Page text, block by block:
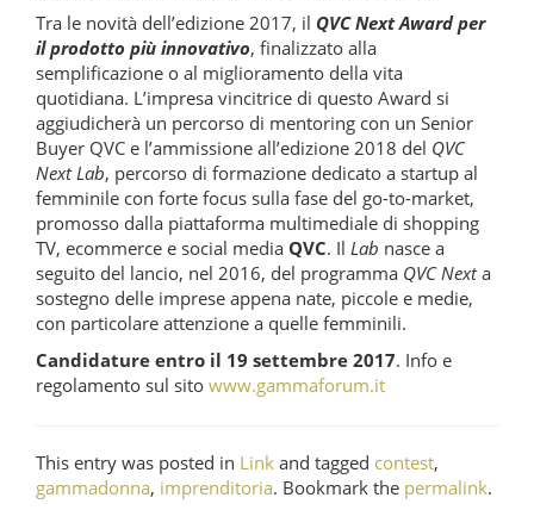
Tra le novità dell’edizione 2017, il QVC Next Award per
il prodotto più innovativo, finalizzato alla
semplificazione o al miglioramento della vita
quotidiana. L’impresa vincitrice di questo Award si
aggiudicherà un percorso di mentoring con un Senior
Buyer QVC e l’ammissione all’edizione 2018 del QVC
Next Lab, percorso di formazione dedicato a startup al
femminile con forte focus sulla fase del go-to-market,
promosso dalla piattaforma multimediale di shopping
TV, ecommerce e social media QVC. Il Lab nasce a
seguito del lancio, nel 2016, del programma QVC Nexta
sostegno delle imprese appena nate, piccole e medie,
con particolare attenzione a quelle femminili.
Candidature entro il 19 settembre 2017. Info e
regolamento sul sito www.gammaforum.it
This entry was posted in Link and tagged contest,
gammadonna, imprenditoria. Bookmark the permalink.